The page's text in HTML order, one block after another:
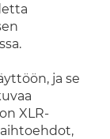
ja se
XLR-